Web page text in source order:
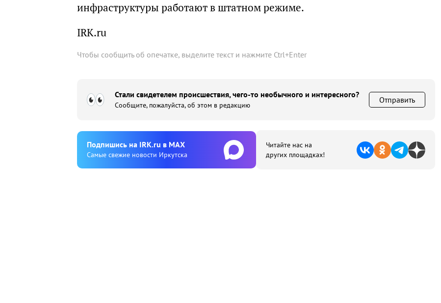
инфраструктуры работают в штатном режиме.
IRK.ru
Чтобы сообщить об опечатке, выделите текст и нажмите Ctrl+Enter
Стали свидетелем происшествия, чего-то необычного и интересного?
Сообщите, пожалуйста, об этом в редакцию
Отправить
Подпишиcь на IRK.ru в MAX
Cамые свежие новости Иркутска
Читайте нас на
других площадках!